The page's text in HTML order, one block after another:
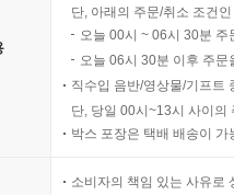
단, 아래의 주문/취소 조건
오늘 00시 ~ 06시 30분
오늘 06시 30분 이후 주
직수입 음반/영상물/기프트
단, 당일 00시~13시 사이의
박스 포장은 택배 배송이
소비자의 책임 있는 사유로